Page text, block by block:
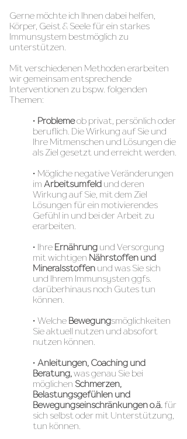
Gerne möchte ich Ihnen dabei helfen,
Körper, Geist & Seele für ein starkes
Immunsystem bestmöglich zu
unterstützen.
Mit verschiedenen Methoden erarbeiten
wir gemeinsam entsprechende
Interventionen zu bspw. folgenden
Themen:
• Problemeob privat, persönlich oder
beruflich. Die Wirkung auf Sie und
Ihre Mitmenschen und Lösungen die
als Ziel gesetzt und erreicht werden
• Mögliche negative Veränderungen
im Arbeitsumfeld und deren
Wirkung auf Sie, mit dem Ziel
Lösungen für ein motivierendes
Gefühl in und bei der Arbeit zu
erarbeiten.
• Ihre Ernährung und Versorgung
mit wichtigen Nährstoffen und
Mineralsstoffen und was Sie sich
und Ihrem Immunsysten ggfs.
darüberhinaus noch Gutes tun
können.
• Welche Bewegungsmöglichkeiten
Sie aktuell nutzen und absofort
nutzen können.
• Anleitungen, Coaching und
Beratung,was genau Sie bei
möglichen Schmerzen,
Belastungsgefühlen und
Bewegungseinschränkungen o.ä.für
sich selbst oder mit Unterstützung,
tun können.